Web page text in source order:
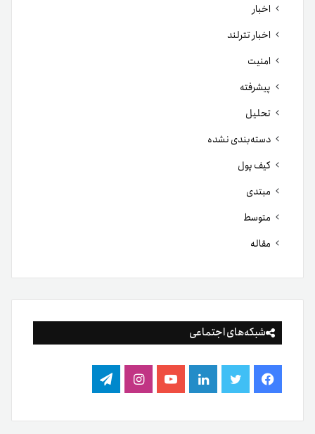
اخبار
اخبار تترلند
امنیت
پیشرفته
تحلیل
دسته‌بندی نشده
کیف پول
مبتدی
متوسط
مقاله
شبکه‌های اجتماعی
فیس
بوک
توییتر لینکدینیوتیوباینستاگرام
تلگرام